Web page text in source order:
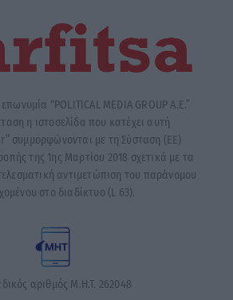
“POLITICAL MEDIA GROUP A.E.”
η ιστοσελίδα που κατέχει αυτή
συμμορφώνονται με τη Σύσταση (ΕΕ)
της 1ης Μαρτίου 2018 σχετικά με τα
αντιμετώπιση του παράνομου
στο διαδίκτυο (L 63).
αριθμός Μ.Η.Τ. 262048